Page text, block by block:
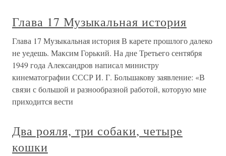
Глава 17 Музыкальная история
Глава 17 Музыкальная история В карете прошлого далеко
не уедешь. Максим Горький. На дне Третьего сентября
1949 года Александров написал министру
кинематографии СССР И. Г. Большакову заявление: «В
связи с большой и разнообразной работой, которую мне
приходится вести
Два рояля, три собаки, четыре
кошки